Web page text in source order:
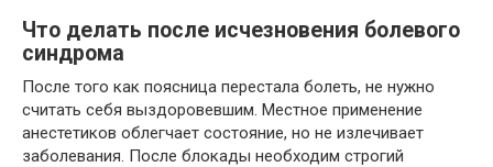
Что делать после исчезновения болевого
синдрома
После того как поясница перестала болеть, не нужно
считать себя выздоровевшим. Местное применение
анестетиков облегчает состояние, но не излечивает
заболевания. После блокады необходим строгий